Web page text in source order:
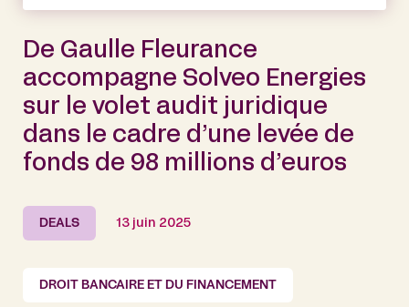
De Gaulle Fleurance
accompagne Solveo Energies
sur le volet audit juridique
dans le cadre d’une levée de
fonds de 98 millions d’euros
DEALS 13 juin 2025
DROIT BANCAIRE ET DU FINANCEMENT